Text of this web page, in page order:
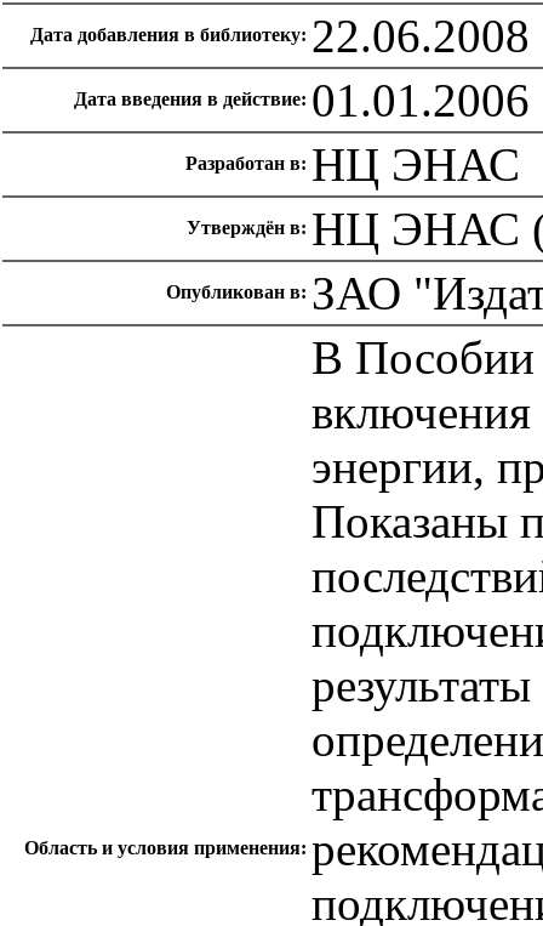
Дата добавления в библиотеку: 22.06.2008
Дата введения в действие: 01.01.2006
Разработан в: НЦ ЭНАС
Утверждён в: НЦ ЭНАС
Опубликован в: ЗАО
Область и условия применения:
В Пособии
включения
энергии,
Показаны